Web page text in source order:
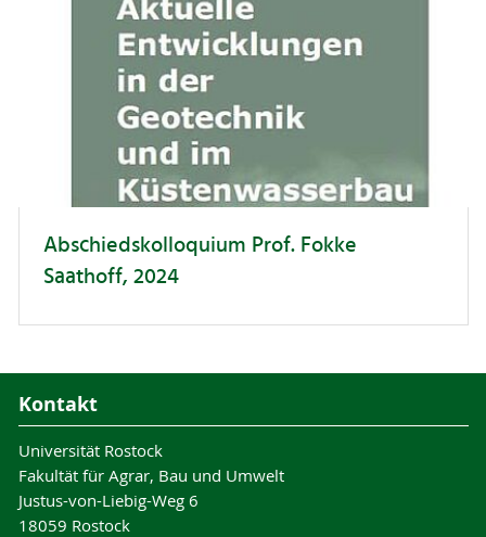
Abschiedskolloquium Prof. Fokke
Saathoff, 2024
Kontakt
Universität Rostock
Fakultät für Agrar, Bau und Umwelt
Justus-von-Liebig-Weg 6
18059 Rostock